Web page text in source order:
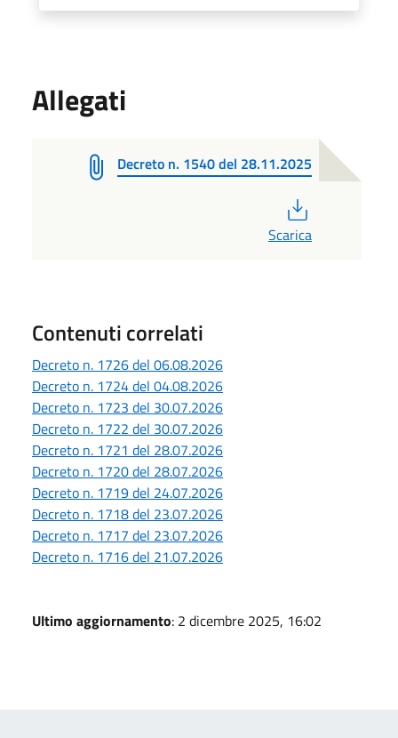
Allegati
Decreto n. 1540 del 28.11.2025
Scarica
Contenuti correlati
Decreto n. 1726 del 06.08.2026
Decreto n. 1724 del 04.08.2026
Decreto n. 1723 del 30.07.2026
Decreto n. 1722 del 30.07.2026
Decreto n. 1721 del 28.07.2026
Decreto n. 1720 del 28.07.2026
Decreto n. 1719 del 24.07.2026
Decreto n. 1718 del 23.07.2026
Decreto n. 1717 del 23.07.2026
Decreto n. 1716 del 21.07.2026
Ultimo aggiornamento: 2 dicembre 2025, 16:02